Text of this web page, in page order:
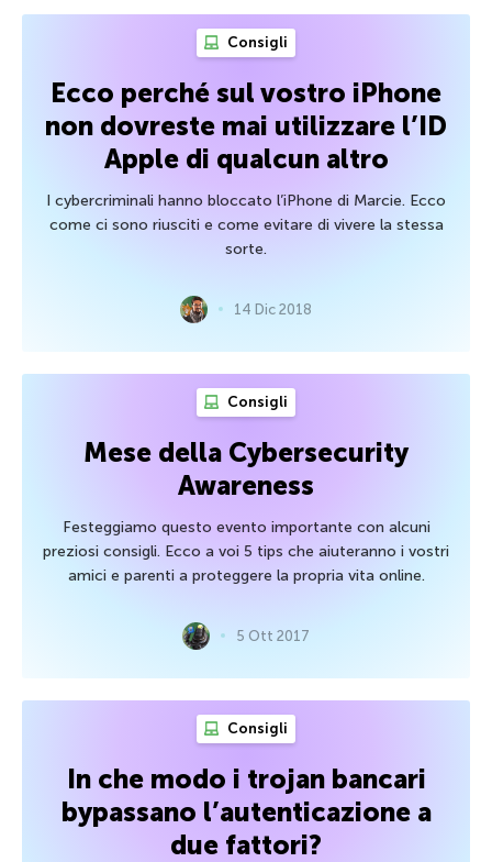
Consigli
Ecco perché sul vostro iPhone
non dovreste mai utilizzare l’ID
Apple di qualcun altro
I cybercriminali hanno bloccato l’iPhone di Marcie. Ecco
come ci sono riusciti e come evitare di vivere la stessa
sorte.
14 Dic 2018
Consigli
Mese della Cybersecurity
Awareness
Festeggiamo questo evento importante con alcuni
preziosi consigli. Ecco a voi 5 tips che aiuteranno i vostri
amici e parenti a proteggere la propria vita online.
5 Ott 2017
Consigli
In che modo i trojan bancari
bypassano l’autenticazione a
due fattori?